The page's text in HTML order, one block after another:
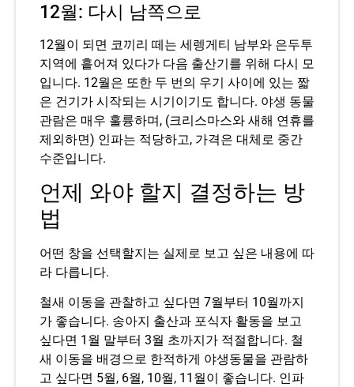
12월: 다시 남쪽으로
12월이 되면 코끼리 떼는 세렝게티 남부와 은두투
지역에 흩어져 있다가 다음 출산기를 위해 다시 모
입니다. 12월은 또한 두 번의 우기 사이에 있는 짧
은 건기가 시작되는 시기이기도 합니다. 야생 동물
관람은 매우 훌륭하며, (크리스마스와 새해 연휴를
제외하면) 인파는 적당하고, 가격은 대체로 중간
수준입니다.
언제 와야 할지 결정하는 방
법
어떤 창을 선택할지는 실제로 보고 싶은 내용에 따
라 다릅니다.
철새 이동을 관찰하고 싶다면 7월부터 10월까지
가 좋습니다. 송아지 출산과 포식자 활동을 보고
싶다면 1월 말부터 3월 초까지가 적절합니다. 철
새 이동을 배경으로 한적하게 야생동물을 관람하
고 싶다면 5월, 6월, 10월, 11월이 좋습니다. 인파